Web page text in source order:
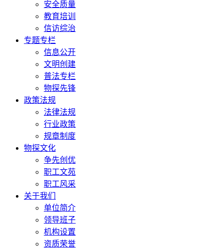
安全质量
教育培训
信访综治
专题专栏
信息公开
文明创建
普法专栏
物探先锋
政策法规
法律法规
行业政策
规章制度
物探文化
争先创优
职工文苑
职工风采
关于我们
单位简介
领导班子
机构设置
资质荣誉